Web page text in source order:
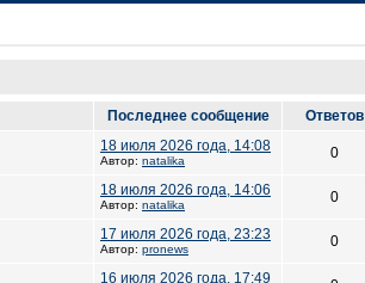
Последнее сообщение Ответов
18 июля 2026 года, 14:08
Автор: natalika 0
18 июля 2026 года, 14:06
Автор: natalika 0
17 июля 2026 года, 23:23
Автор: pronews 0
16 июля 2026 года, 17:49